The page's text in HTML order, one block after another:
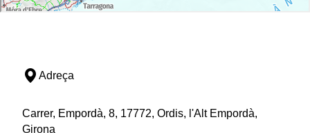
Adreça
Carrer, Empordà, 8, 17772, Ordis, l'Alt Empordà,
Girona